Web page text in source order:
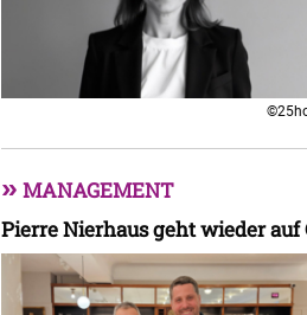
» MANAGEMENT
Pierre Nierhaus geht wieder